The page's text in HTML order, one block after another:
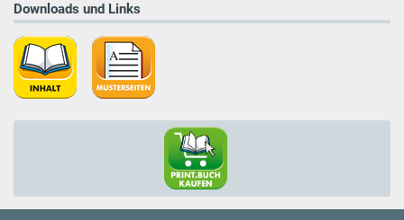
Downloads und Links